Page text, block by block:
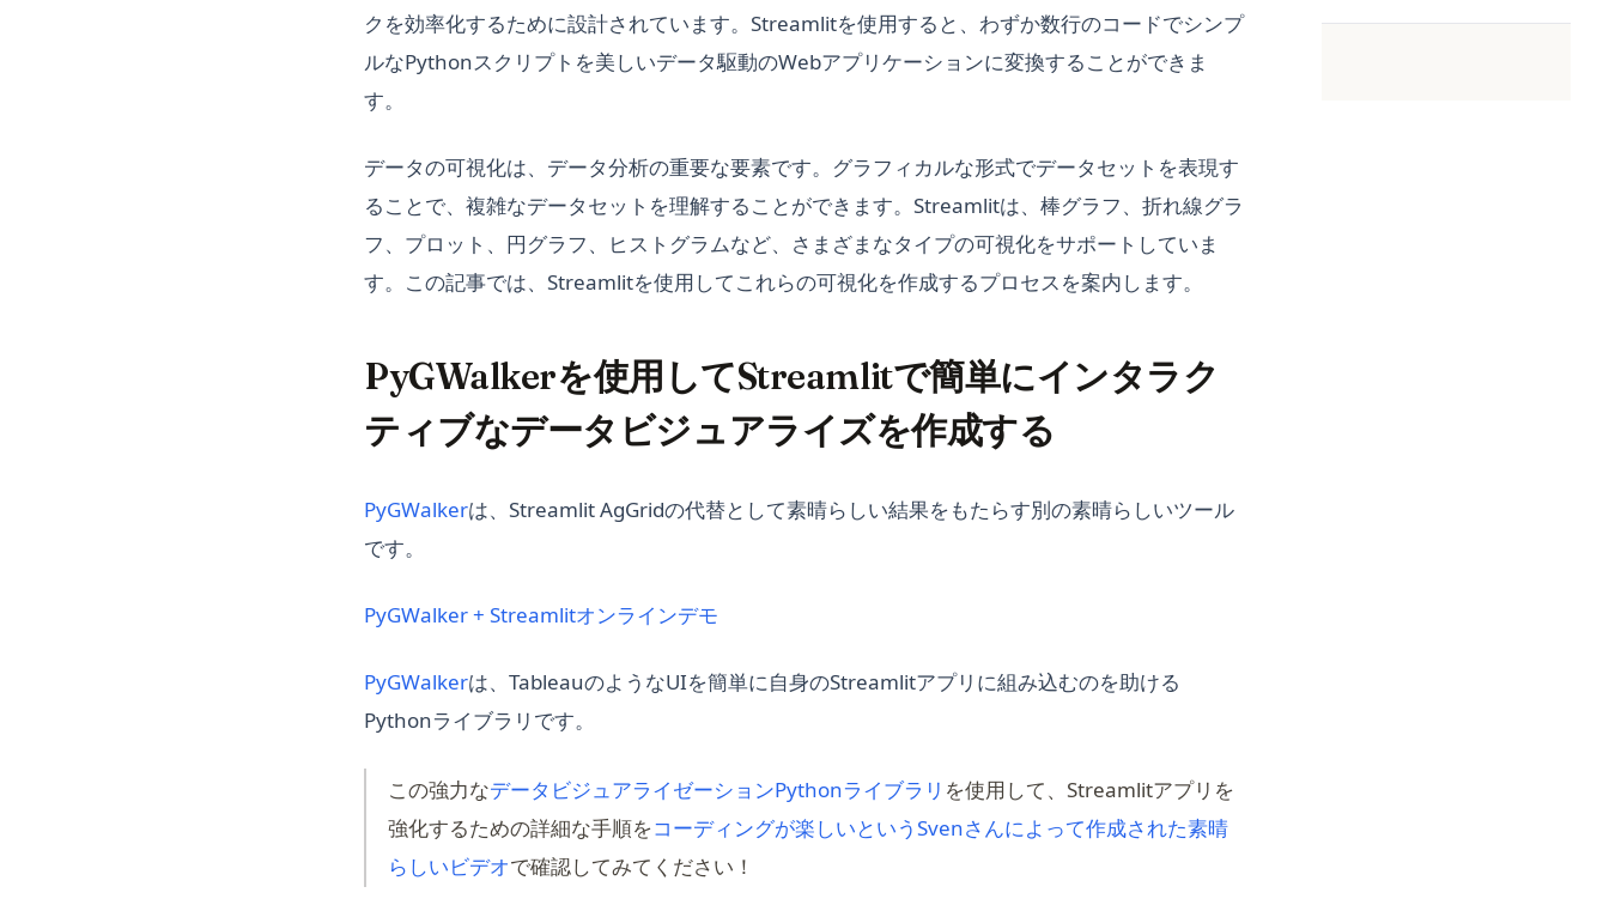
クを効率化するために設計されています。Streamlitを使用すると、わずか数行のコードでシンプ
ルなPythonスクリプトを美しいデータ駆動のWebアプリケーションに変換することができま
す。
データの可視化は、データ分析の重要な要素です。グラフィカルな形式でデータセットを表現す
ることで、複雑なデータセットを理解することができます。Streamlitは、棒グラフ、折れ線グラ
フ、プロット、円グラフ、ヒストグラムなど、さまざまなタイプの可視化をサポートしていま
す。この記事では、Streamlitを使用してこれらの可視化を作成するプロセスを案内します。
PyGWalkerを使用してStreamlitで簡単にインタラク
ティブなデータビジュアライズを作成する
PyGWalker(opens in a new tab)
は、Streamlit AgGridの代替として素晴らしい結果をもたらす別の素晴らしいツール
です。
PyGWalker + Streamlitオンラインデモ
PyGWalker(opens in a new tab)
は、TableauのようなUIを簡単に自身のStreamlitアプリに組み込むのを助ける
Pythonライブラリです。
この強力なデータビジュアライゼーションPythonライブラリ を使用して、Streamlitアプリを
強化するための詳細な手順をコーディングが楽しいというSvenさんによって作成された素晴
らしいビデオ(opens in a new tab)
で確認してみてください！